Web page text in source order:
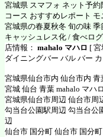
宮城県 スマフォ ネット予
コース おすすめレポート
宮城県の春夏秋冬 旬の味
キャッシュレス化 / 食べロ
店情報： mahalo マハロ [
ダイニングバー バル バー
宮城県仙台市内 仙台市内
宮城 仙台 青葉 mahalo マハロ
宮城県仙台市周辺 仙台市周
勾当台公園駅周辺 勾当台公
辺
仙台市 国分町 仙台市 国分町